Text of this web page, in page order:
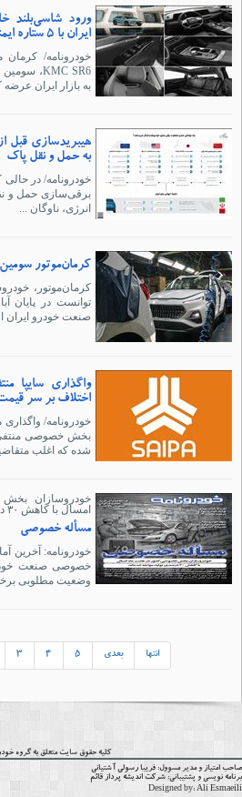
ایران با ۵ ستاره ایمنی
خودرونامه/ کرمان
به بازار ایران عرضه
هیبریدسازی قبل
به حمل و نقل پاک
خودرونامه/ در حالی
برقی‌سازی حمل و
انرژی، ناوگان ...
کرمان‌موتور
کرمان‌موتور،
توانست در پایان
صنعت خودرو ایران
واگذاری سایپا
اختلاف بر سر قیمت
خودرونامه/
بخش خصوصی منتفی
شده که اغلب
خودروسازان
امسال با کاهش ۳۰ درصدی تولید مواجه شده‌اند
مسأله خصوصی
خودرونامه: آخرین
خصوصی صنعت
وضعیت مطلوبی
3 4 5 بعدی انتها
کلیه حقوق سایت متعلق به گروه
امتیاز و مدیر مسوول: فریبا رسولی آشتیانی
نویسی و پشتیبانی: شرکت اندیشه پرداز قائم
Designed by: Ali